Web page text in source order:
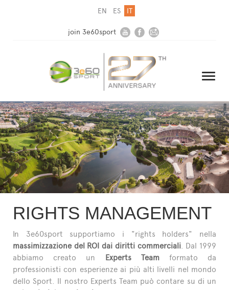
EN ES IT
join 3e60sport
HOME
AZIENDA
SOLUZIONI
MEDIA
NEWSLETTER
L'ESPERTO RISPONDE
RIGHTS MANAGEMENT
In 3e60sport supportiamo i "rights holders" nella
massimizzazione del ROI dai diritti commerciali. Dal 1999
abbiamo creato un Experts Teamformato da
professionisti con esperienze ai più alti livelli nel mondo
dello Sport. Il nostro Experts Team può contare su di un